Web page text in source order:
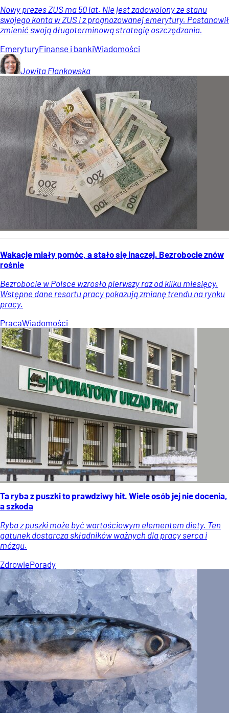
Nowy prezes ZUS ma 50 lat. Nie jest zadowolony ze stanu
swojego konta w ZUS i z prognozowanej emerytury. Postanowił
zmienić swoją długoterminową strategię oszczędzania.
EmeryturyFinanse i bankiWiadomości
Jowita Flankowska
Wakacje miały pomóc, a stało się inaczej. Bezrobocie znów
rośnie
Bezrobocie w Polsce wzrosło pierwszy raz od kilku miesięcy.
Wstępne dane resortu pracy pokazują zmianę trendu na rynku
pracy.
PracaWiadomości
Ta ryba z puszki to prawdziwy hit. Wiele osób jej nie docenia,
a szkoda
Ryba z puszki może być wartościowym elementem diety. Ten
gatunek dostarcza składników ważnych dla pracy serca i
mózgu.
ZdrowiePorady